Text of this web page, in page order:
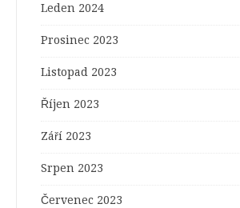
Leden 2024
Prosinec 2023
Listopad 2023
Říjen 2023
Září 2023
Srpen 2023
Červenec 2023